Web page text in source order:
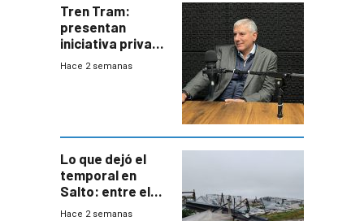
Tren Tram:
presentan
iniciativa privada
para una red de
Hace 2 semanas
Lo que dejó el
temporal en
Salto: entre el
impacto
Hace 2 semanas